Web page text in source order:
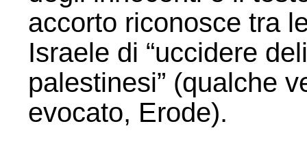
accorto riconosce tra
Israele di “uccidere
palestinesi” (qualche
evocato, Erode).